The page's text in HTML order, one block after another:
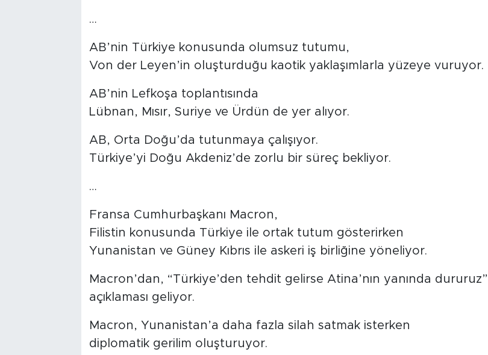
…
AB’nin Türkiye konusunda olumsuz tutumu,
Von der Leyen’in oluşturduğu kaotik yaklaşımlarla yüzeye vuruyor.
AB’nin Lefkoşa toplantısında
Lübnan, Mısır, Suriye ve Ürdün de yer alıyor.
AB, Orta Doğu’da tutunmaya çalışıyor.
Türkiye’yi Doğu Akdeniz’de zorlu bir süreç bekliyor.
…
Fransa Cumhurbaşkanı Macron,
Filistin konusunda Türkiye ile ortak tutum gösterirken
Yunanistan ve Güney Kıbrıs ile askeri iş birliğine yöneliyor.
Macron’dan, “Türkiye’den tehdit gelirse Atina’nın yanında dururuz”
açıklaması geliyor.
Macron, Yunanistan’a daha fazla silah satmak isterken
diplomatik gerilim oluşturuyor.